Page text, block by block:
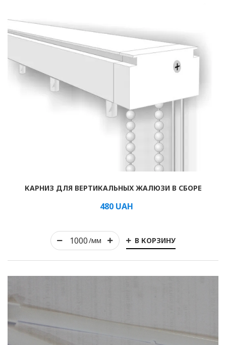
Римские
/мм В КОРЗИНУ
КАРНИЗ ДЛЯ ВЕРТИКАЛЬНЫХ ЖАЛЮЗИ В СБОРЕ
480 UAH